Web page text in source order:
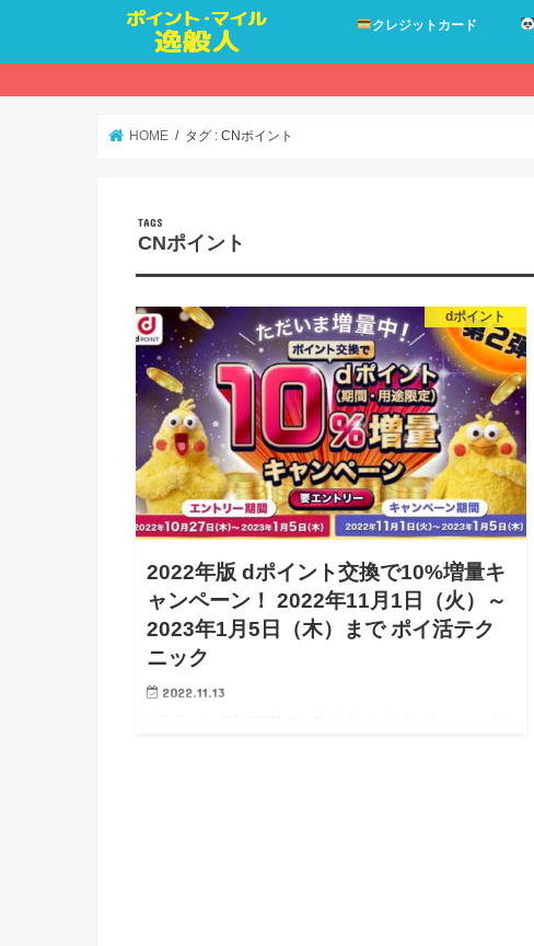
クレジットカード
HOME タグ : CNポイント
CNポイント
dポイント
2022年版 dポイント交換で10%増量キ
ャンペーン！ 2022年11月1日（火）～
2023年1月5日（木）まで ポイ活テク
ニック
2022.11.13